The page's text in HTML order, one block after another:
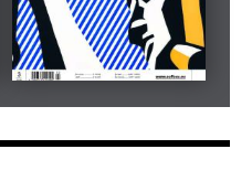
aufbau